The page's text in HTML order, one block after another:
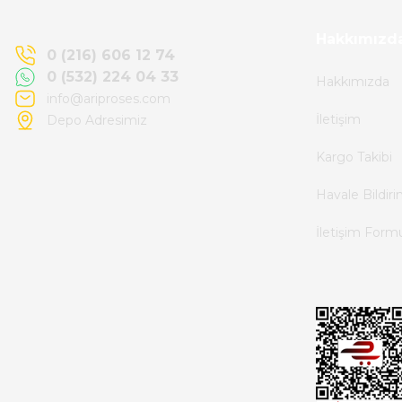
Alışveriş süreci de hızlı ve problemsiz geçti.
Havale ile odeme yaptim ve tedirgindim ama
Paketleme çok profesyonelce yapılmıştı ürün
0 (216) 606 12 74
0 (532) 224 04 33
info@ariproses.com
Depo Adresimiz
Hakkımızda
İletişim
Kargo Takibi
Havale
İletişim